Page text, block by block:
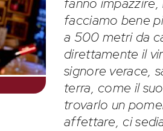
facciamo bene
a 500 metri da
direttamente il
signore verace,
terra, come il
trovarlo un
affettare, ci